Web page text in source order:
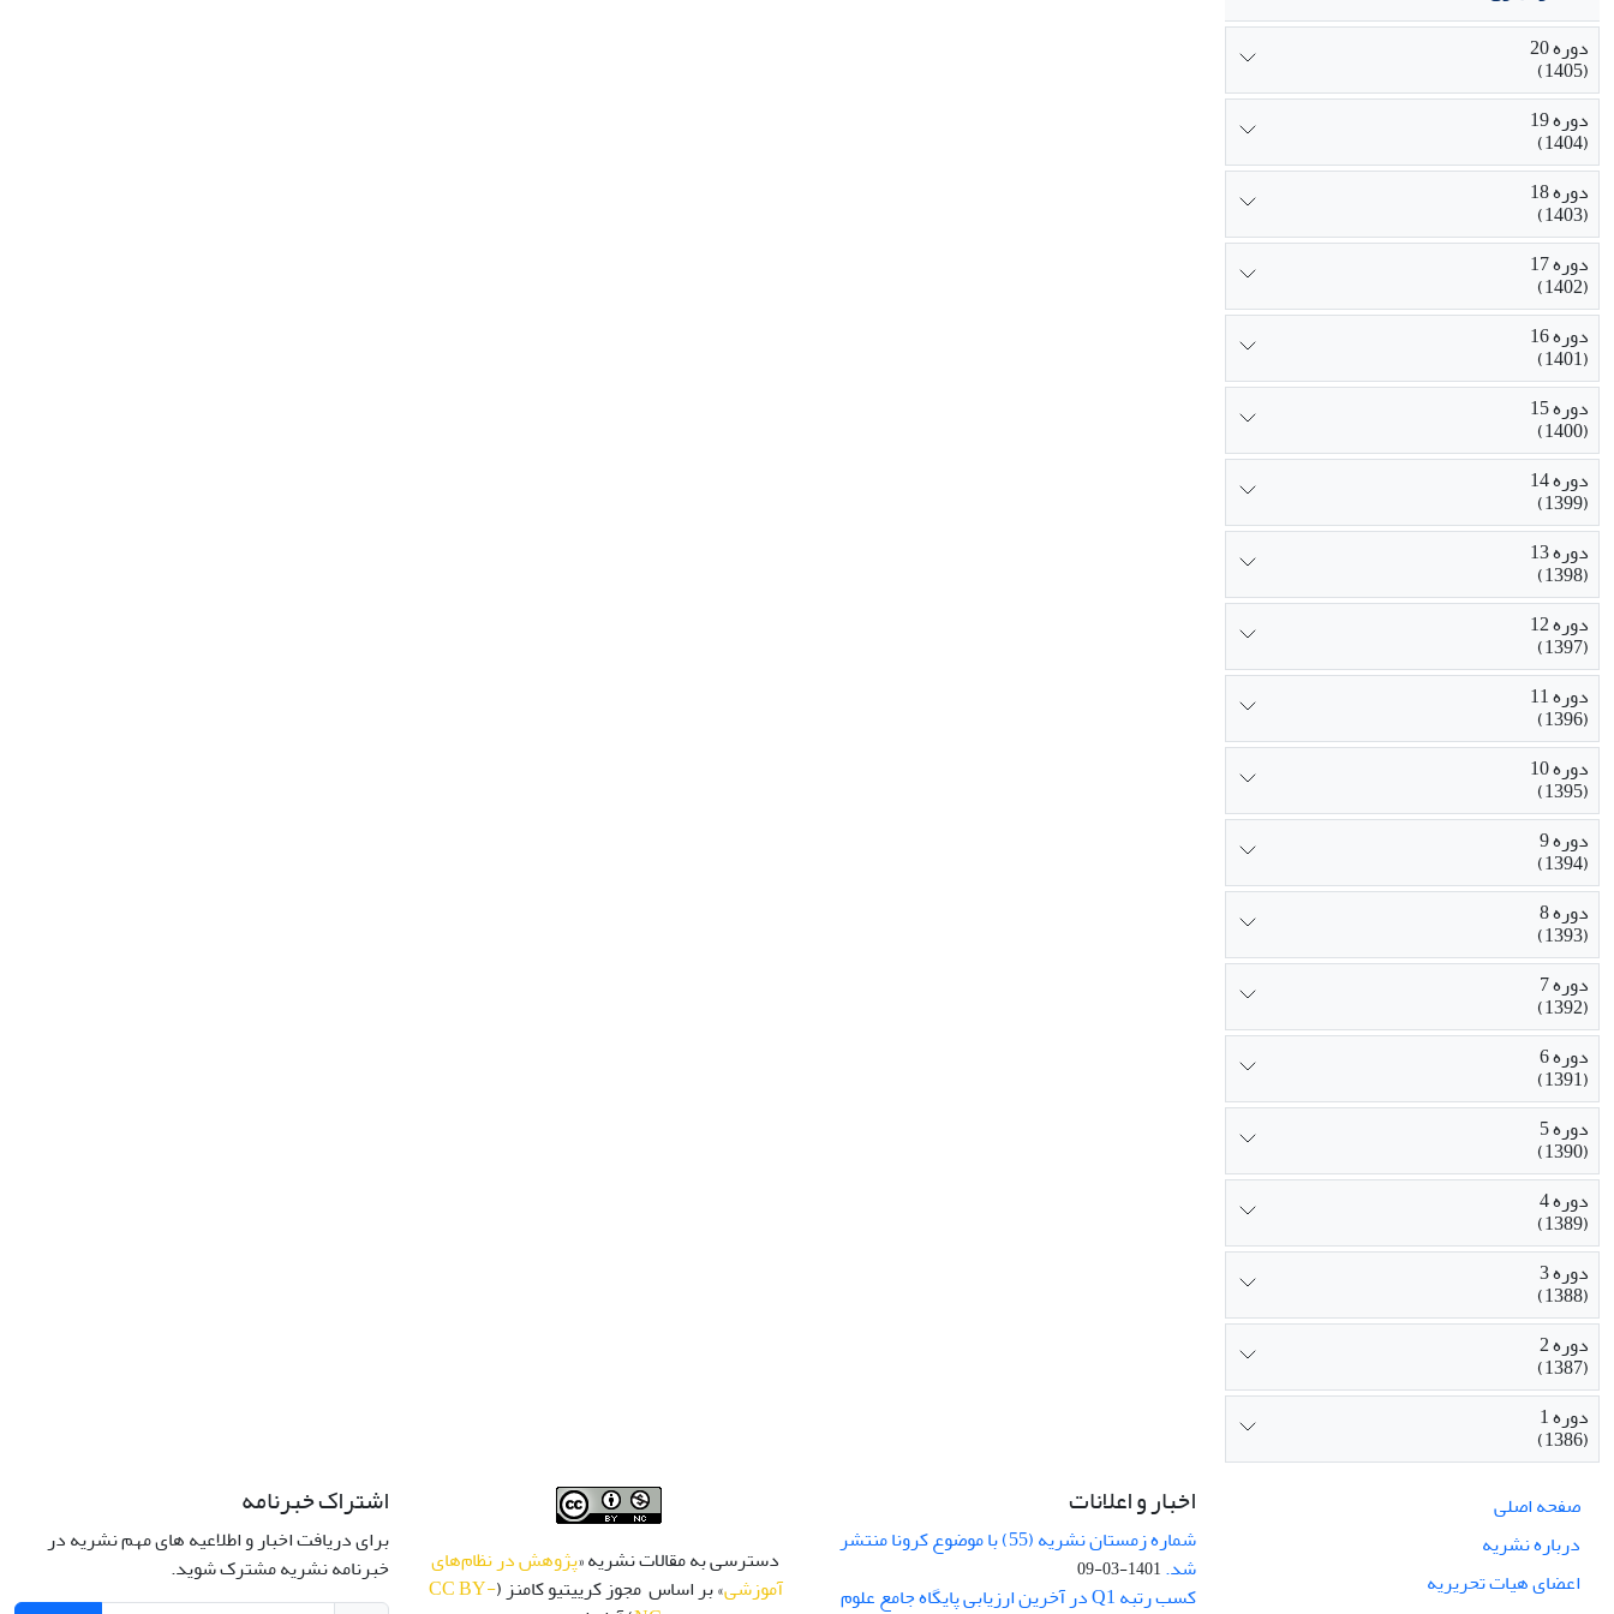
دوره 20
(1405)
دوره 19
(1404)
دوره 18
(1403)
دوره 17
(1402)
دوره 16
(1401)
دوره 15
(1400)
دوره 14
(1399)
دوره 13
(1398)
دوره 12
(1397)
دوره 11
(1396)
دوره 10
(1395)
دوره 9
(1394)
دوره 8
(1393)
دوره 7
(1392)
دوره 6
(1391)
دوره 5
(1390)
دوره 4
(1389)
دوره 3
(1388)
دوره 2
(1387)
دوره 1
(1386)
صفحه اصلی
درباره نشریه
اعضای هیات تحریریه
اخبار و اعلانات
شماره زمستان نشریه (55) با موضوع کرونا منتشر
شد.1401-03-09
کسب رتبه Q1 در آخرین ارزیابی پایگاه جامع علوم
دسترسی به مقالات نشریه «پژوهش در نظام‌های
آموزشی» بر اساس مجوز کرییتیو کامنز (CC BY-
اشتراک خبرنامه
برای دریافت اخبار و اطلاعیه های مهم نشریه در
خبرنامه نشریه مشترک شوید.